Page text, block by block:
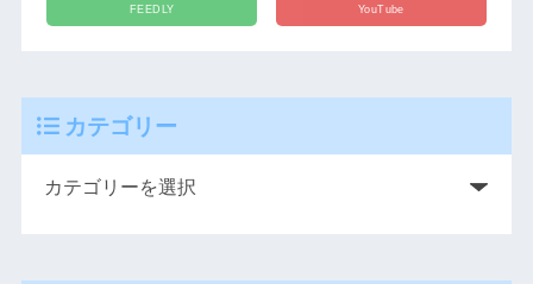
FEEDLY YouTube
カテゴリー